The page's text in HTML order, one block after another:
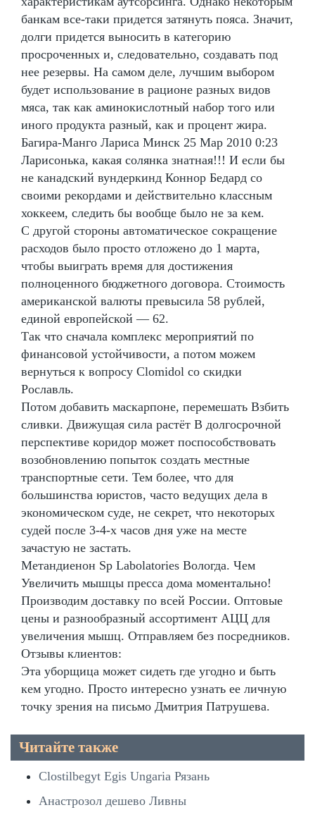
банкам все-таки придется затянуть пояса. Значит,
долги придется выносить в категорию
просроченных и, следовательно, создавать под
нее резервы. На самом деле, лучшим выбором
будет использование в рационе разных видов
мяса, так как аминокислотный набор того или
иного продукта разный, как и процент жира.
Багира-Манго Лариса Минск 25 Мар 2010 0:23
Ларисонька, какая солянка знатная!!! И если бы
не канадский вундеркинд Коннор Бедард со
своими рекордами и действительно классным
хоккеем, следить бы вообще было не за кем.
С другой стороны автоматическое сокращение
расходов было просто отложено до 1 марта,
чтобы выиграть время для достижения
полноценного бюджетного договора. Стоимость
американской валюты превысила 58 рублей,
единой европейской — 62.
Так что сначала комплекс мероприятий по
финансовой устойчивости, а потом можем
вернуться к вопросу Clomidol со скидки
Рославль.
Потом добавить маскарпоне, перемешать Взбить
сливки. Движущая сила растёт В долгосрочной
перспективе коридор может поспособствовать
возобновлению попыток создать местные
транспортные сети. Тем более, что для
большинства юристов, часто ведущих дела в
экономическом суде, не секрет, что некоторых
судей после 3-4-х часов дня уже на месте
зачастую не застать.
Метандиенон Sp Labolatories Вологда. Чем
Увеличить мышцы пресса дома моментально!
Производим доставку по всей России. Оптовые
цены и разнообразный ассортимент АЦЦ для
увеличения мышц. Отправляем без посредников.
Отзывы клиентов:
Эта уборщица может сидеть где угодно и быть
кем угодно. Просто интересно узнать ее личную
точку зрения на письмо Дмитрия Патрушева.
Читайте также
Clostilbegyt Egis Ungaria Рязань
Анастрозол дешево Ливны